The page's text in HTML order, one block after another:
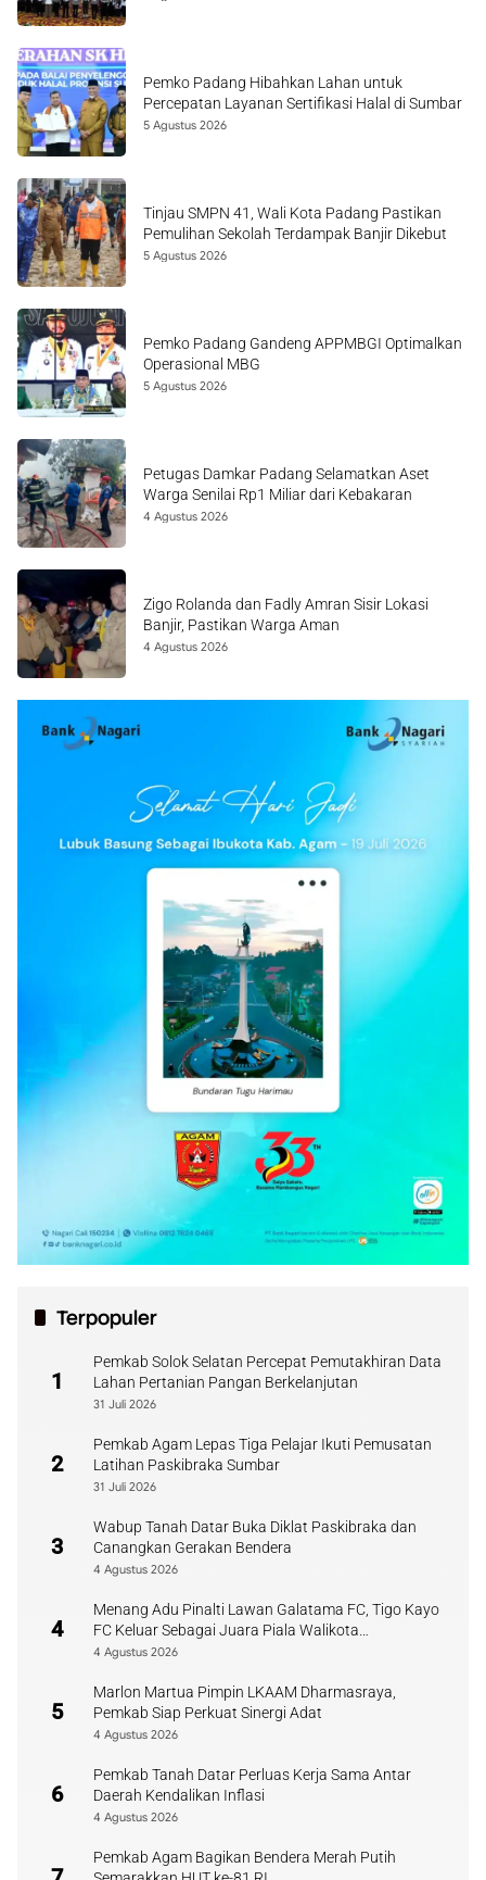
Pemko Padang Hibahkan Lahan untuk
Percepatan Layanan Sertifikasi Halal di Sumbar
5 Agustus 2026
Tinjau SMPN 41, Wali Kota Padang Pastikan
Pemulihan Sekolah Terdampak Banjir Dikebut
5 Agustus 2026
Pemko Padang Gandeng APPMBGI Optimalkan
Operasional MBG
5 Agustus 2026
Petugas Damkar Padang Selamatkan Aset
Warga Senilai Rp1 Miliar dari Kebakaran
4 Agustus 2026
Zigo Rolanda dan Fadly Amran Sisir Lokasi
Banjir, Pastikan Warga Aman
4 Agustus 2026
Terpopuler
1
Pemkab Solok Selatan Percepat Pemutakhiran Data
Lahan Pertanian Pangan Berkelanjutan
31 Juli 2026
2
Pemkab Agam Lepas Tiga Pelajar Ikuti Pemusatan
Latihan Paskibraka Sumbar
31 Juli 2026
3
Wabup Tanah Datar Buka Diklat Paskibraka dan
Canangkan Gerakan Bendera
4 Agustus 2026
4
Menang Adu Pinalti Lawan Galatama FC, Tigo Kayo
FC Keluar Sebagai Juara Piala Walikota
Payakumbuh
4 Agustus 2026
5
Marlon Martua Pimpin LKAAM Dharmasraya,
Pemkab Siap Perkuat Sinergi Adat
4 Agustus 2026
6
Pemkab Tanah Datar Perluas Kerja Sama Antar
Daerah Kendalikan Inflasi
4 Agustus 2026
Pemkab Agam Bagikan Bendera Merah Putih